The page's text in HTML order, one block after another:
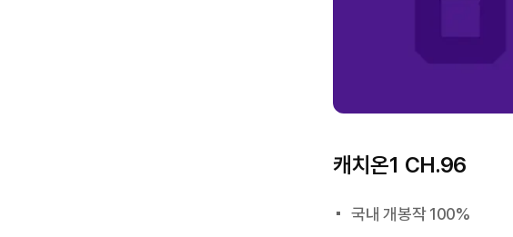
캐치온1 CH.96
국내 개봉작 100%